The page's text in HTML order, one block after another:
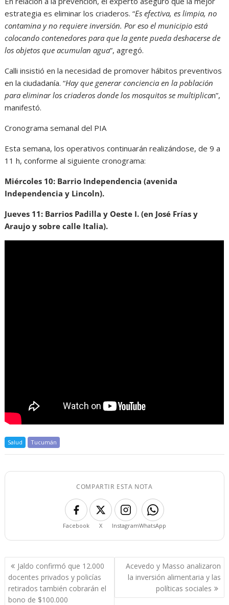
estrategia es eliminar los criaderos. “Es efectiva, es limpia, no
contamina y no requiere inversión. Por eso el municipio está
colocando contenedores para que la gente pueda deshacerse de
los objetos que acumulan agua”, agregó.
Calli insistió en la necesidad de promover hábitos preventivos
en la ciudadanía. “Hay que generar conciencia en la población
para eliminar los criaderos donde los mosquitos se multiplican”,
manifestó.
Cronograma semanal del PIA
Esta semana, los operativos continuarán realizándose, de 9 a
11 h, conforme al siguiente cronograma:
Miércoles 10: Barrio Independencia (avenida
Independencia y Lincoln).
Jueves 11: Barrios Padilla y Oeste I. (en José Frías y
Araujo y sobre calle Italia).
Salud Tucumán
COMPARTIR ESTA NOTA
Facebook X InstagramWhatsApp
Navegación
de
entradas
Jaldo confirmó que 12.000
docentes privados y policías
retirados también cobrarán el
bono de $100.000
Acevedo y Masso analizaron
la inversión alimentaria y las
políticas sociales